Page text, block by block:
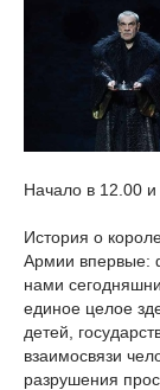
Начало в 12.00 и
История о
Армии впервые:
нами
единое целое
детей,
взаимосвязи
разрушения